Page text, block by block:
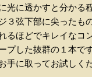
に透かすと分かる
３弦下部に尖ったも
るほどでキレイなコ
プした抜群の１本で
に取ってお試しくだ